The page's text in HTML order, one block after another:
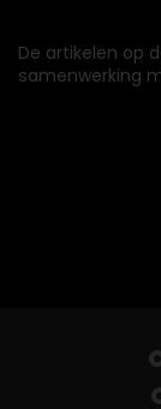
De artikelen op
samenwerking